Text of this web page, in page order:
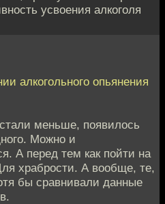
усвоения алкоголя
алкогольного опьянения
меньше, появилось
Можно и
А перед тем как пойти на
храбрости. А вообще, те,
бы сравнивали данные